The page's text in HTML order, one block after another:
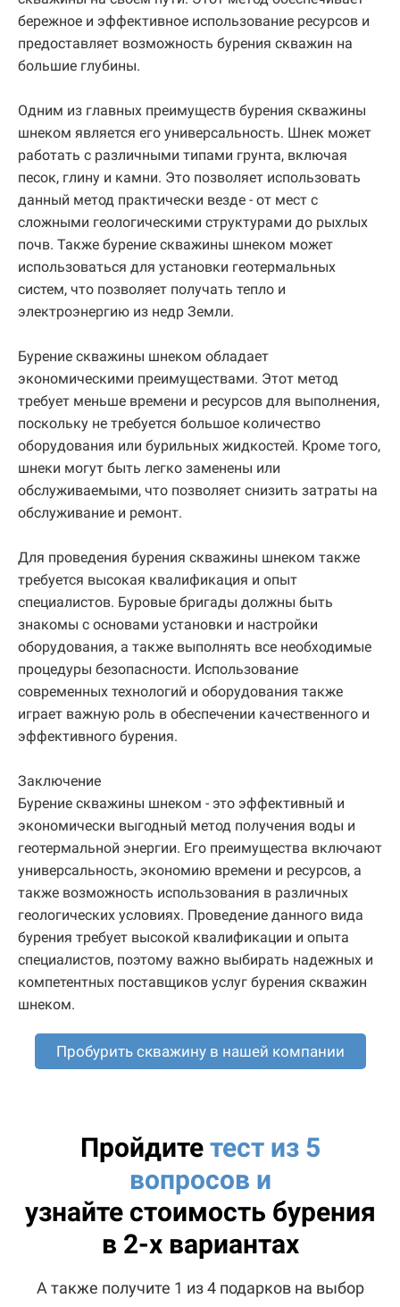
бережное и эффективное использование ресурсов и
предоставляет возможность бурения скважин на
большие глубины.
Одним из главных преимуществ бурения скважины
шнеком является его универсальность. Шнек может
работать с различными типами грунта, включая
песок, глину и камни. Это позволяет использовать
данный метод практически везде - от мест с
сложными геологическими структурами до рыхлых
почв. Также бурение скважины шнеком может
использоваться для установки геотермальных
систем, что позволяет получать тепло и
электроэнергию из недр Земли.
Бурение скважины шнеком обладает
экономическими преимуществами. Этот метод
требует меньше времени и ресурсов для выполнения,
поскольку не требуется большое количество
оборудования или бурильных жидкостей. Кроме того,
шнеки могут быть легко заменены или
обслуживаемыми, что позволяет снизить затраты на
обслуживание и ремонт.
Для проведения бурения скважины шнеком также
требуется высокая квалификация и опыт
специалистов. Буровые бригады должны быть
знакомы с основами установки и настройки
оборудования, а также выполнять все необходимые
процедуры безопасности. Использование
современных технологий и оборудования также
играет важную роль в обеспечении качественного и
эффективного бурения.
Заключение
Бурение скважины шнеком - это эффективный и
экономически выгодный метод получения воды и
геотермальной энергии. Его преимущества включают
универсальность, экономию времени и ресурсов, а
также возможность использования в различных
геологических условиях. Проведение данного вида
бурения требует высокой квалификации и опыта
специалистов, поэтому важно выбирать надежных и
компетентных поставщиков услуг бурения скважин
шнеком.
Пробурить скважину в нашей компании
Пройдитетест из 5
вопросов и
узнайте стоимость бурения
в 2-х вариантах
А также получите 1 из 4 подарков на выбор